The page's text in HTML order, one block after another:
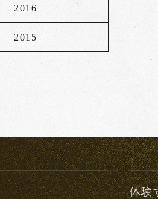
2016
2015
体験